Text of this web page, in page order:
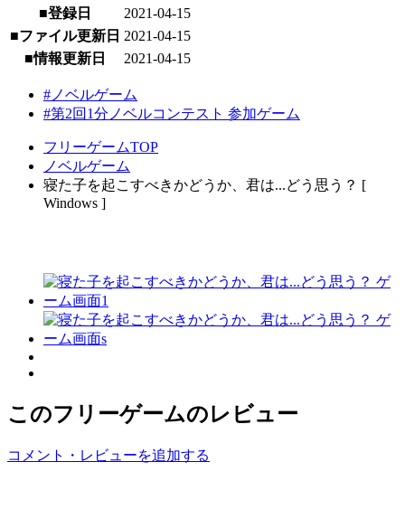
■登録日
2021-04-15
■ファイル更新日 2021-04-15
■情報更新日
2021-04-15
#ノベルゲーム
#第2回1分ノベルコンテスト 参加ゲーム
フリーゲームTOP
ノベルゲーム
寝た子を起こすべきかどうか、君は...どう思う？ [
Windows ]
このフリーゲームのレビュー
コメント・レビューを追加する